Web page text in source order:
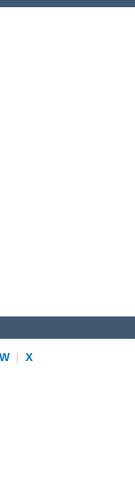
W | X